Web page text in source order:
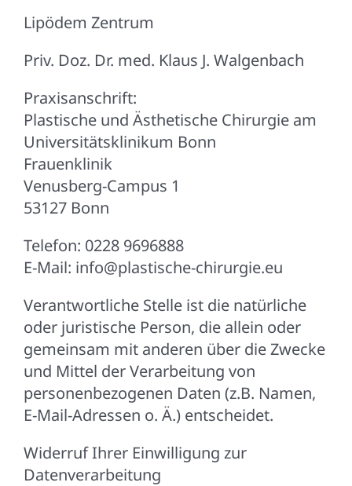
Lipödem Zentrum
Priv. Doz. Dr. med. Klaus J. Walgenbach
Praxisanschrift:
Plastische und Ästhetische Chirurgie am
Universitätsklinikum Bonn
Frauenklinik
Venusberg-Campus 1
53127 Bonn
Telefon: 0228 9696888
E-Mail: info@plastische-chirurgie.eu
Verantwortliche Stelle ist die natürliche
oder juristische Person, die allein oder
gemeinsam mit anderen über die Zwecke
und Mittel der Verarbeitung von
personenbezogenen Daten (z.B. Namen,
E-Mail-Adressen o. Ä.) entscheidet.
Widerruf Ihrer Einwilligung zur
Datenverarbeitung